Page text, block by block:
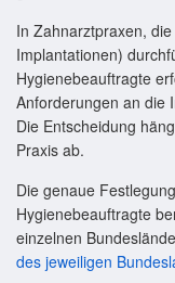
In Zahnarztpraxen,
Implantationen)
Hygienebeauftragte
Anforderungen an die
Die Entscheidung
Praxis ab.
Die genaue
Hygienebeauftragte
einzelnen
des jeweiligen